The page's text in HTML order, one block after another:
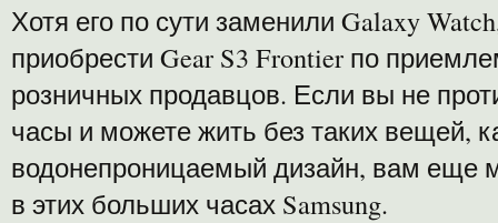
Хотя его по сути заменили Galaxy
приобрести Gear S3 Frontier по
розничных продавцов. Если вы не
часы и можете жить без таких вещей,
водонепроницаемый дизайн, вам еще
в этих больших часах Samsung.